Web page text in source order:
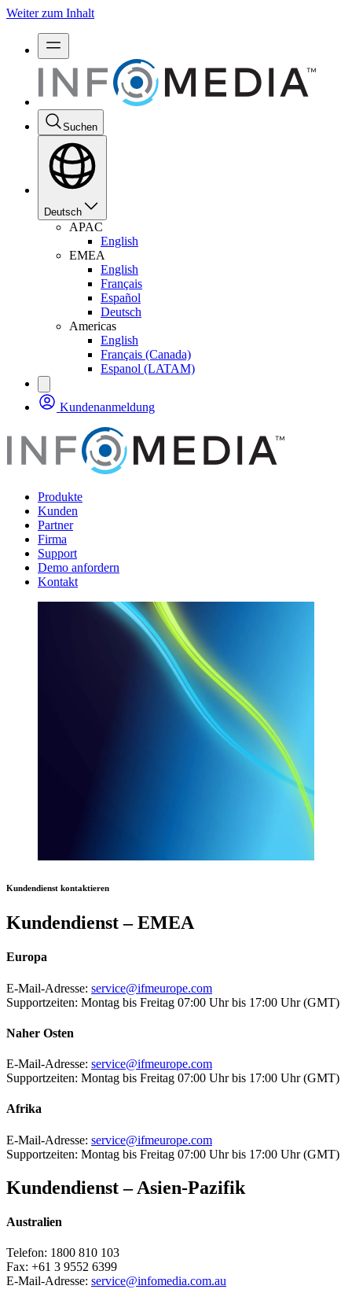
Weiter zum Inhalt
Suchen
Deutsch
APAC
English
EMEA
English
Français
Español
Deutsch
Americas
English
Français (Canada)
Espanol (LATAM)
Kundenanmeldung
Produkte
Kunden
Partner
Firma
Support
Demo anfordern
Kontakt
Kundendienst kontaktieren
Kundendienst – EMEA
Europa
E-Mail-Adresse: service@ifmeurope.com
Supportzeiten: Montag bis Freitag 07:00 Uhr bis 17:00 Uhr (GMT)
Naher Osten
E-Mail-Adresse: service@ifmeurope.com
Supportzeiten: Montag bis Freitag 07:00 Uhr bis 17:00 Uhr (GMT)
Afrika
E-Mail-Adresse: service@ifmeurope.com
Supportzeiten: Montag bis Freitag 07:00 Uhr bis 17:00 Uhr (GMT)
Kundendienst – Asien-Pazifik
Australien
Telefon: 1800 810 103
Fax: +61 3 9552 6399
E-Mail-Adresse: service@infomedia.com.au